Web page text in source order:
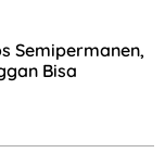
Semipermanen,
Bisa